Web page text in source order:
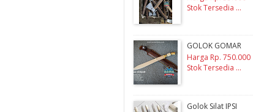
Stok Tersedia ...
GOLOK GOMAR
Harga Rp. 750.000
Stok Tersedia ...
Golok Silat IPSI